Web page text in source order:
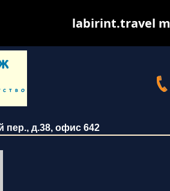
пер., д.38, офис 642
labirint.travel